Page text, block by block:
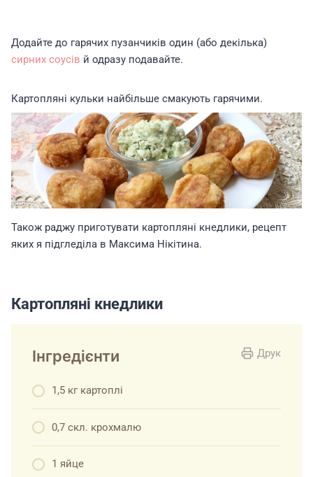
Додайте до гарячих пузанчиків один (або декілька)
сирних соусів й одразу подавайте.
Картопляні кульки найбільше смакують гарячими.
Також раджу приготувати картопляні кнедлики, рецепт
яких я підгледіла в Максима Нікітина.
Картопляні кнедлики
Друк
Інгредієнти
1,5 кг картоплі
0,7 скл. крохмалю
1 яйце